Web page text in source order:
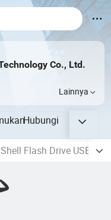
Co., Ltd.
Lainnya
Hubungi
Shell Flash Drive USB